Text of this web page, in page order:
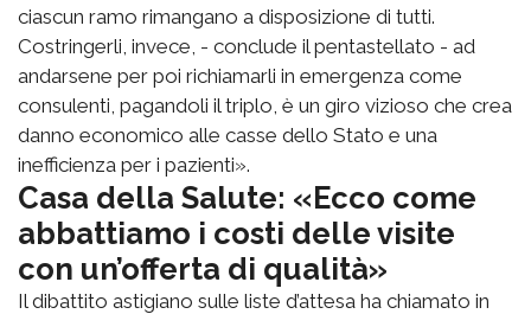
ciascun ramo rimangano a disposizione di tutti.
Costringerli, invece, - conclude il pentastellato - ad
andarsene per poi richiamarli in emergenza come
consulenti, pagandoli il triplo, è un giro vizioso che crea
danno economico alle casse dello Stato e una
inefficienza per i pazienti».
Casa della Salute: «Ecco come
abbattiamo i costi delle visite
con un’offerta di qualità»
Il dibattito astigiano sulle liste d’attesa ha chiamato in